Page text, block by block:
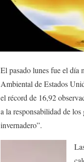
El pasado lunes fue el día
Ambiental de Estados
el récord de 16,92
a la responsabilidad de
invernadero”.